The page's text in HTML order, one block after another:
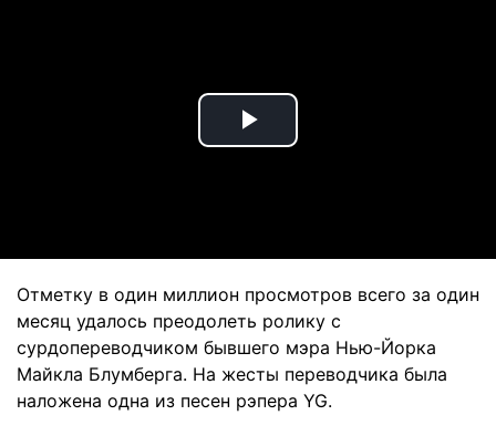
Play
Отметку в один миллион просмотров всего за один
месяц удалось преодолеть ролику с
сурдопереводчиком бывшего мэра Нью-Йорка
Майкла Блумберга. На жесты переводчика была
наложена одна из песен рэпера YG.